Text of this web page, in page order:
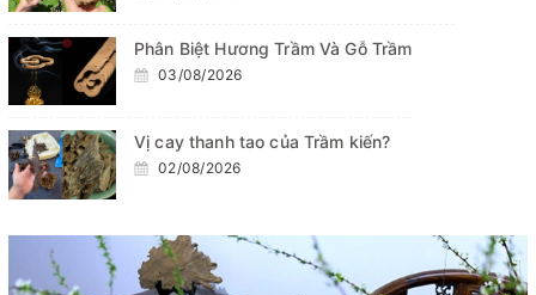
Phân Biệt Hương Trầm Và Gỗ Trầm
03/08/2026
Vị cay thanh tao của Trầm kiến?
02/08/2026